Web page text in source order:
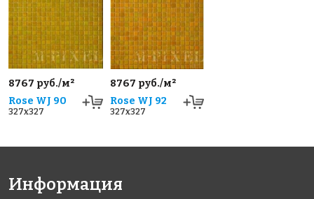
8767 руб./м²
Rose WJ 90
327x327
8767 руб./м²
Rose WJ 92
327x327
Информация